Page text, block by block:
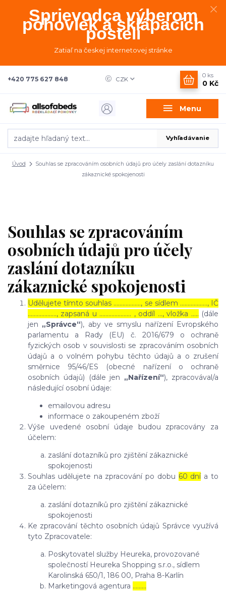
Sprievodca výberom
pohoviek a sklápacích
postelí
Zatiaľ na českej internetovej stránke
Menu
CZK
Vyhľadávanie
+420 775 627 848
0 ks
0 Kč
Úvod
Souhlas se zpracováním osobních údajů pro účely zaslání dotazníku
zákaznické spokojenosti
Souhlas se zpracováním
osobních údajů pro účely
zaslání dotazníku
zákaznické spokojenosti
Udělujete tímto souhlas ……………..., se sídlem ………………, IČ
………………., zapsaná u ………………… , oddíl …, vložka ….. (dále
jen „Správce“), aby ve smyslu nařízení Evropského
parlamentu a Rady (EU) č. 2016/679 o ochraně
fyzických osob v souvislosti se zpracováním osobních
údajů a o volném pohybu těchto údajů a o zrušení
směrnice 95/46/ES (obecné nařízení o ochraně
osobních údajů) (dále jen „Nařízení“), zpracovával/a
následující osobní údaje:
emailovou adresu
informace o zakoupeném zboží
Výše uvedené osobní údaje budou zpracovány za
účelem:
zaslání dotazníků pro zjištění zákaznické
spokojenosti
Souhlas udělujete na zpracování po dobu 60 dnía to
za účelem:
zaslání dotazníků pro zjištění zákaznické
spokojenosti
Ke zpracování těchto osobních údajů Správce využívá
tyto Zpracovatele:
Poskytovatel služby Heureka, provozované
společností Heureka Shopping s.r.o., sídlem
Karolinská 650/1, 186 00, Praha 8-Karlín
Marketingová agentura ………